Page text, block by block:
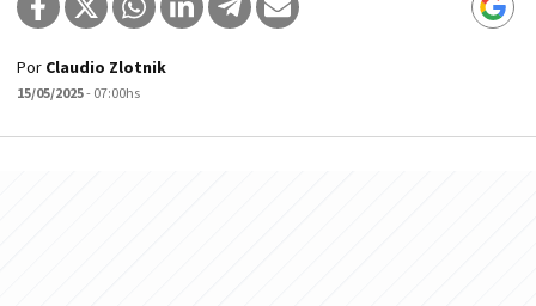
Por Claudio Zlotnik
15/05/2025- 07:00hs